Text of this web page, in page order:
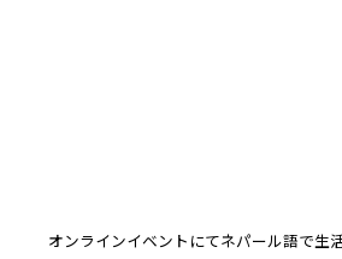
オンラインイベントにてネパール語で生